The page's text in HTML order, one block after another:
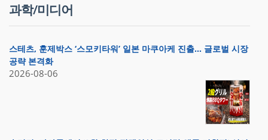
과학/미디어
스테츠, 훈제박스 ‘스모키타워’ 일본 마쿠아케 진출… 글로벌 시장
공략 본격화
2026-08-06